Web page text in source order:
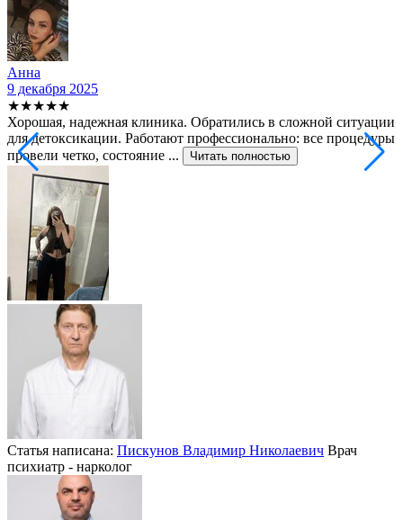
Анна
9 декабря 2025
★★★★★
Хорошая, надежная клиника. Обратились в сложной ситуации
для детоксикации. Работают профессионально: все процедуры
провели четко, состояние ...
Читать полностью
Статья написана: Пискунов Владимир Николаевич Врач
психиатр - нарколог